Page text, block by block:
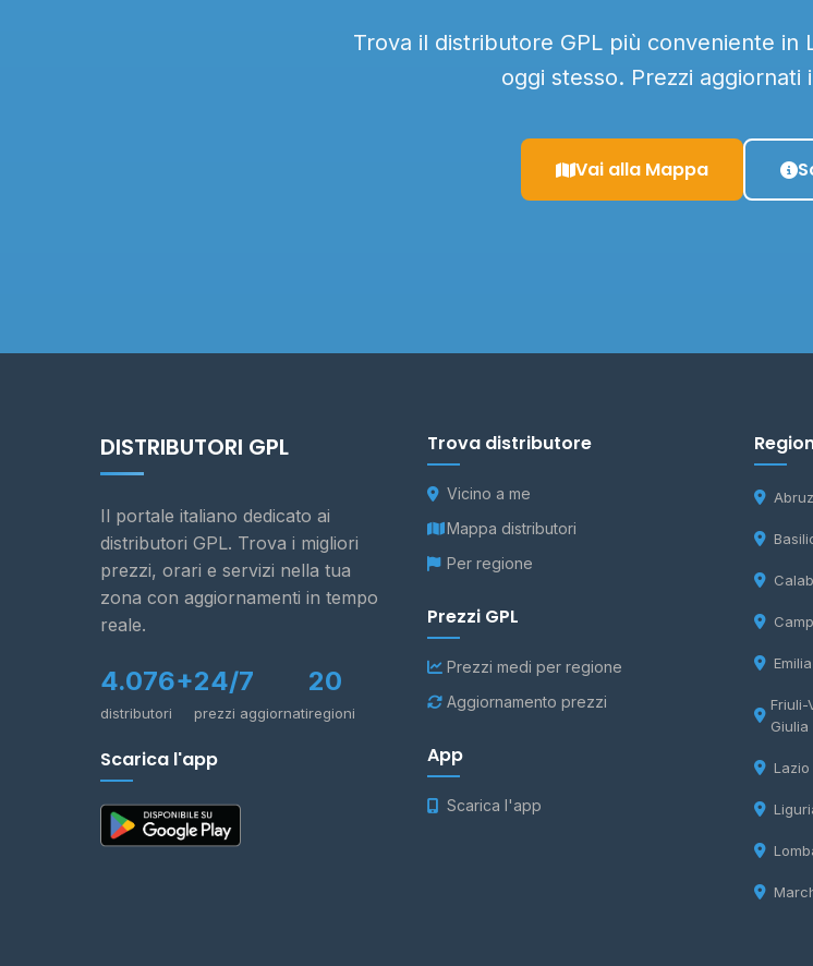
Trova il distributore GPL più conveniente in
oggi stesso. Prezzi aggiornati
Vai alla Mappa
DISTRIBUTORI GPL
Il portale italiano dedicato ai
distributori GPL. Trova i migliori
prezzi, orari e servizi nella tua
zona con aggiornamenti in tempo
reale.
4.076+
distributori
24/7
prezzi aggiornati
20
regioni
Scarica l'app
Trova distributore
Vicino a me
Mappa distributori
Per regione
Prezzi GPL
Prezzi medi per regione
Aggiornamento prezzi
App
Scarica l'app
Friuli-
Giulia
Lazio